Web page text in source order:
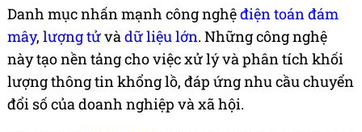
Danh mục nhấn mạnh công nghệđiện toán đám
mây, lượng tửvàdữ liệu lớn. Những công nghệ
này tạo nền tảng cho việc xử lý và phân tích khối
lượng thông tin khổng lồ, đáp ứng nhu cầu chuyển
đổi số của doanh nghiệp và xã hội.